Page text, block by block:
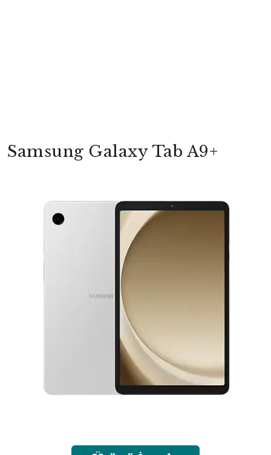
Samsung Galaxy Tab A9+